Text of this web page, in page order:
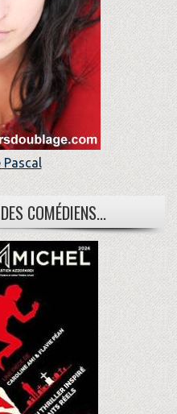
Pascal
DES COMÉDIENS...